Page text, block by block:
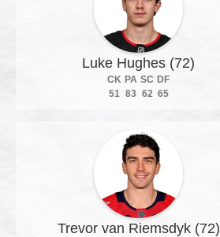
Luke Hughes (72)
CK PA SC DF
51 83 62 65
Trevor van Riemsdyk (72)